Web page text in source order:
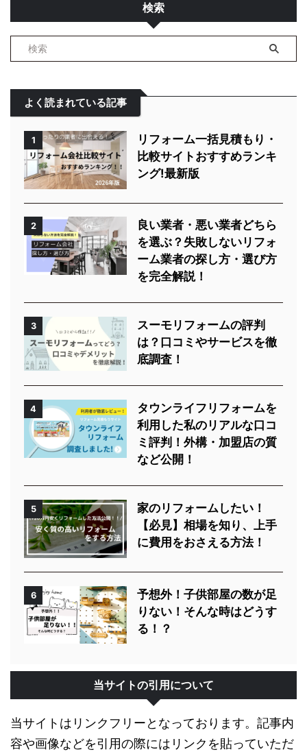
検索
よく読まれている記事
1
リフォーム一括見積もり・
比較サイトおすすめランキ
ング!最新版
2
良い業者・悪い業者どちら
を選ぶ？失敗しないリフォ
ーム業者の探し方・選び方
を完全解説！
3
スーモリフォームの評判
は？口コミやサービスを徹
底調査！
4
タウンライフリフォームを
利用した私のリアルな口コ
ミ評判！外構・加盟店の質
など公開！
5
家のリフォームしたい！
【必見】相場を知り、上手
に費用をおさえる方法！
6
予想外！子供部屋の数が足
りない！そんな時はどうす
る！？
当サイトの引用について
当サイトはリンクフリーとなっております。記事内
容や画像などを引用の際にはリンクを貼っていただ